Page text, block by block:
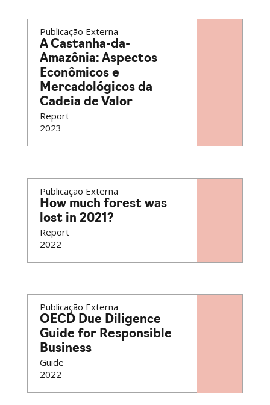
Publicação Externa
A Castanha-da-
Amazônia: Aspectos
Econômicos e
Mercadológicos da
Cadeia de Valor
Report
2023
Publicação Externa
How much forest was
lost in 2021?
Report
2022
Publicação Externa
OECD Due Diligence
Guide for Responsible
Business
Guide
2022